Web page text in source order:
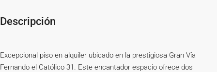
Descripción
Excepcional piso en alquiler ubicado en la prestigiosa Gran Vía
Fernando el Católico 31. Este encantador espacio ofrece dos